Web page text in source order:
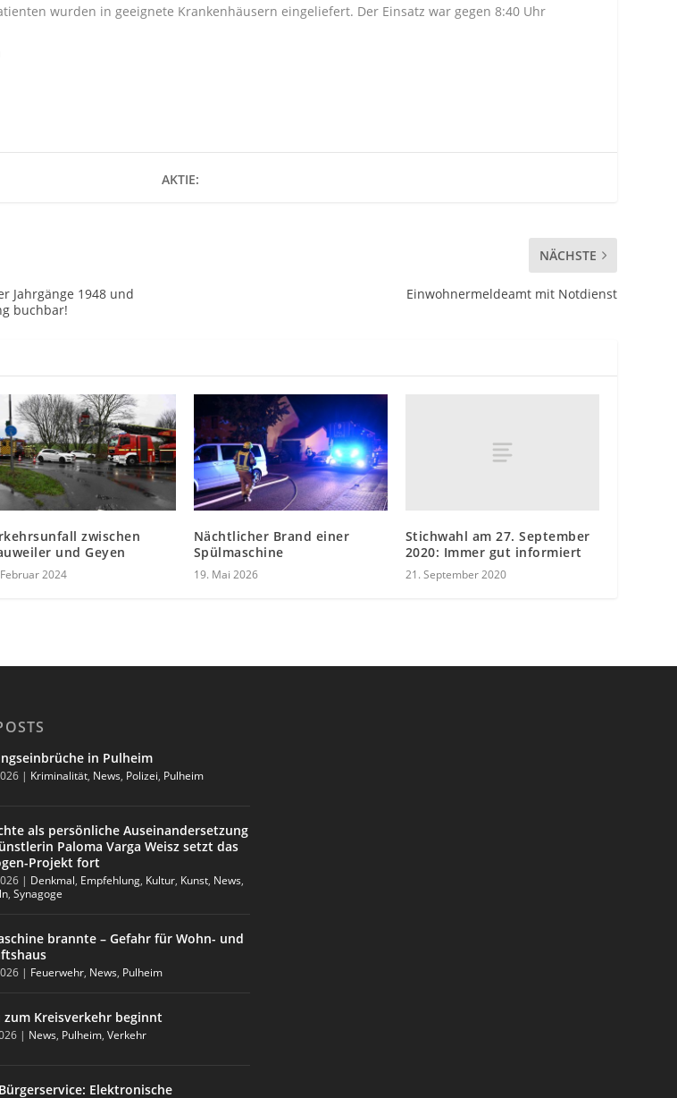
wurden in geeignete Krankenhäusern eingeliefert. Der Einsatz war gegen 8:40 Uhr
AKTIE:
Jahrgänge 1948 und
buchbar!
NÄCHSTE
Einwohnermeldeamt mit Notdienst
zwischen
und Geyen
2024
Nächtlicher Brand einer
Spülmaschine
19. Mai 2026
Stichwahl am 27. September
2020: Immer gut informiert
21. September 2020
in Pulheim
| Kriminalität, News, Polizei, Pulheim
als persönliche Auseinandersetzung
Paloma Varga Weisz setzt das
Projekt fort
| Denkmal, Empfehlung, Kultur, Kunst, News,
,Synagoge
brannte – Gefahr für Wohn- und
| Feuerwehr, News, Pulheim
zum Kreisverkehr beginnt
| News, Pulheim,Verkehr
Elektronische